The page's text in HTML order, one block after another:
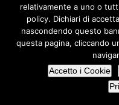
© Copyright 2026 |
Realizzato da
relativamente a uno o
policy. Dichiari di
nascondendo questo
questa pagina, cliccando
Accetto i Cookie